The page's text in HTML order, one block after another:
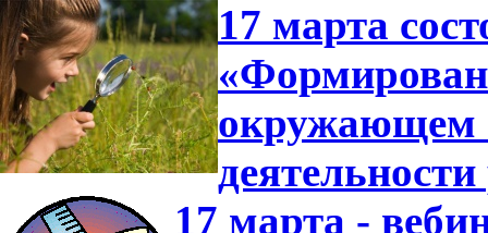
17 марта
окружающем
17 марта -